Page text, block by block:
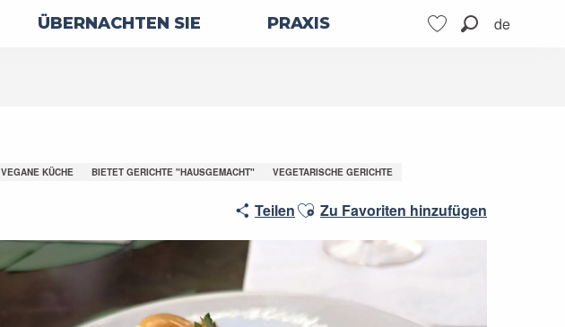
de
ÜBERNACHTEN SIE PRAXIS
VEGANE KÜCHE BIETET GERICHTE "HAUSGEMACHT" VEGETARISCHE GERICHTE
TeilenAjouter aux favoris
Zu Favoriten hinzufügen